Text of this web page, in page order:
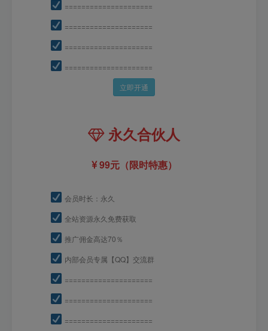
=====================
=====================
=====================
=====================
立即开通
永久合伙人
99元（限时特惠）
会员时长：永久
全站资源永久免费获取
推广佣金高达70％
内部会员专属【QQ】交流群
=====================
=====================
=====================